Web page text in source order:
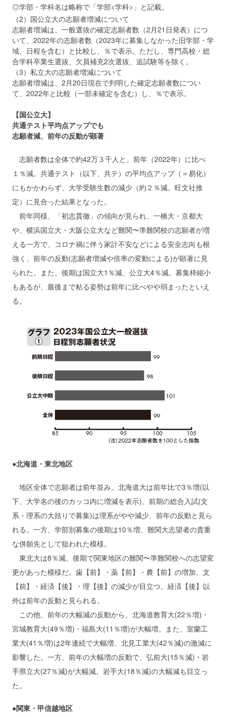
◎学部・学科名は略称で「学部<学科>」と記載。
（2）国公立大の志願者増減について
志願者増減は、一般選抜の確定志願者数（2月21日発表）につ
いて、2022年の志願者数（2023年に募集しなかった旧学部・学
域、日程を含む）と比較し、％で表示。ただし、専門高校・総
合学科卒業生選抜、欠員補充2次選抜、追試験等を除く。
（3）私立大の志願者増減について
志願者増減は、2月20日現在で判明した確定志願者数につい
て、2022年と比較（一部未確定を含む）し、％で表示。
【国公立大】
共通テスト平均点アップでも
志願者減、前年の反動が顕著
志願者数は全体で約42万３千人と、前年（2022年）に比べ
１％減。共通テスト（以下、共テ）の平均点アップ（＝易化）
にもかかわらず、大学受験生数の減少（約２％減。旺文社推
定）に見合った結果となった。
前年同様、「初志貫徹」の傾向が見られ、一橋大・京都大
や、横浜国立大・大阪公立大など難関〜準難関校の志願者が増
える一方で、コロナ禍に伴う家計不安などによる安全志向も根
強く、前年の反動(志願者増減や倍率の変動による)が顕著に見
られた。また、後期は国立大1％減、公立大4％減。募集枠縮小
もあるが、最後まで粘る姿勢は前年に比べやや弱まったといえ
る。
●北海道・東北地区
地区全体で志願者は前年並み。北海道大は前年比で3％増(以
下、大学名の後のカッコ内に増減を表示)。前期の総合入試(文
系・理系の大括りで募集)は理系がやや減少、前年の反動と見ら
れる。一方、学部別募集の後期は10％増、難関大志望者の貴重
な併願先として狙われた模様。
東北大は8％減、後期で関東地区の難関〜準難関校への志望変
更があった模様だ。歯【前】・薬【前】・農【前】の増加、文
【前】・経済【後】・理【後】の減少が目立つ。経済【後】以
外は前年の反動と見られる。
この他、前年の大幅減の反動から、北海道教育大(22％増)・
宮城教育大(49％増)・福島大(11％増)が大幅増。また、室蘭工
業大(41％増)は2年連続で大幅増、北見工業大(42％減)の激減に
影響した。一方、前年の大幅増の反動で、弘前大(15％減)・岩
手県立大(27％減)が大幅減。岩手大(18％減)の大幅減も目立っ
た。
●関東・甲信越地区